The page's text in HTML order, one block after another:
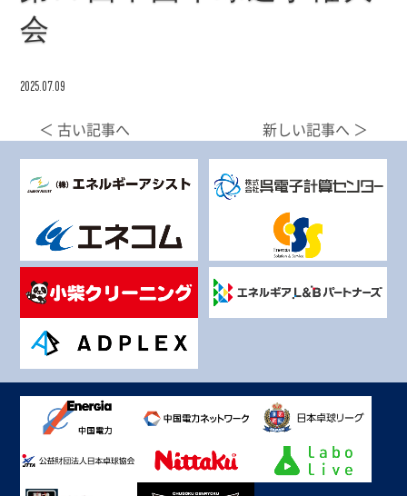
会
2025.07.09
＜ 古い記事へ 新しい記事へ ＞